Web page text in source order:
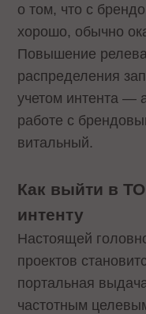
о том, что с
хорошо, обычно
Повышение
распределения
учетом интента —
работе с
витальный.
Как выйти в
интенту
Настоящей
проектов
портальная
частотным